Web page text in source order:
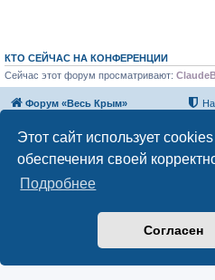
Этот сайт использует
обеспечения своей
Подробнее
Согласен
КТО СЕЙЧАС НА КОНФЕРЕНЦИИ
Сейчас этот форум просматривают:
Форум «Весь Крым»
Создано на основе phpBB®